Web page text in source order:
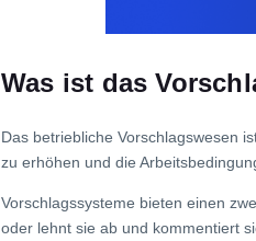
Was ist das
Das betriebliche Vorschlagswesen
zu erhöhen und die
Vorschlagssysteme bieten einen
oder lehnt sie ab und kommentiert